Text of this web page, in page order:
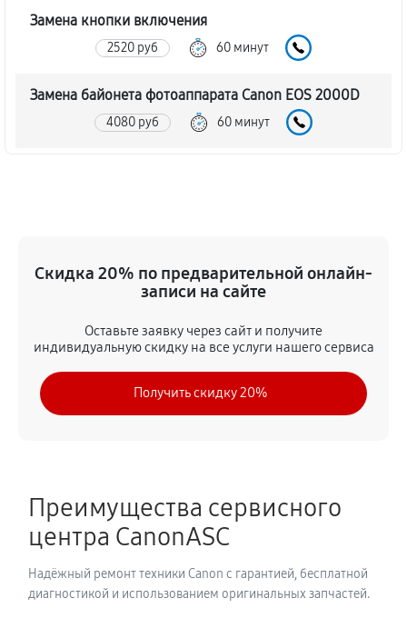
Замена кнопки включения
2520 руб 60 минут
Замена байонета фотоаппарата Canon EOS 2000D
4080 руб 60 минут
4680 руб 60 минут
4560 руб 60 минут
Замена материнской платы
3960 руб 60 минут
Замена корпуса фотоаппарата Canon EOS 2000D
2640 руб 60 минут
Скидка 20% по предварительной онлайн-
записи на сайте
Оставьте заявку через сайт и получите
индивидуальную скидку на все услуги нашего сервиса
Получить скидку 20%
Преимущества сервисного
центра CanonASC
Надёжный ремонт техники Canon с гарантией, бесплатной
диагностикой и использованием оригинальных запчастей.